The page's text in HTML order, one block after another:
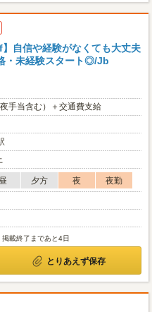
】自信や経験がなくても大丈夫
・未経験スタート◎/Jb
手当含む）＋交通費支給
夕方 夜
夜勤
掲載終了まであと4日
とりあえず保存